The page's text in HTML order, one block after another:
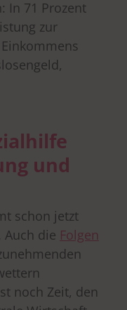
In 71 Prozent
zur
und
schon jetzt
Auch die Folgen
noch Zeit, den